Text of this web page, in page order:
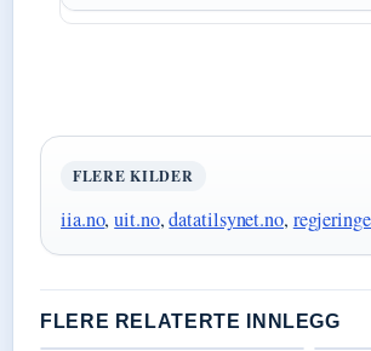
FLERE KILDER
iia.no,uit.no,datatilsynet.no,
FLERE RELATERTE INNLEGG